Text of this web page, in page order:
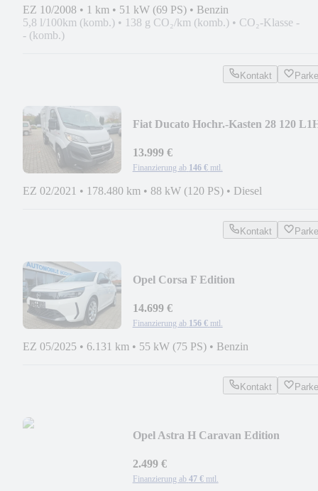
EZ 10/2008 • 1 km • 51 kW (69 PS) • Benzin
5,8 l/100km (komb.) • 138 g CO₂/km (komb.) • CO₂-Klasse -
- (komb.)
Kontakt
Fiat Ducato Hochr.-Kasten 28 120
13.999 €
Finanzierung ab 146 € mtl.
EZ 02/2021 • 178.480 km • 88 kW (120 PS) • Diesel
Kontakt
Opel Corsa F Edition
14.699 €
Finanzierung ab 156 € mtl.
EZ 05/2025 • 6.131 km • 55 kW (75 PS) • Benzin
Kontakt
Opel Astra H Caravan Edition
2.499 €
Finanzierung ab 47 € mtl.